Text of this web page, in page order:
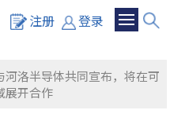
注册 登录
河洛半导体共同宣布，将在可
展开合作